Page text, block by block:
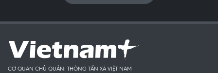
CƠ QUAN CHỦ QUẢN: THÔNG TẤN XÃ VIỆT NAM